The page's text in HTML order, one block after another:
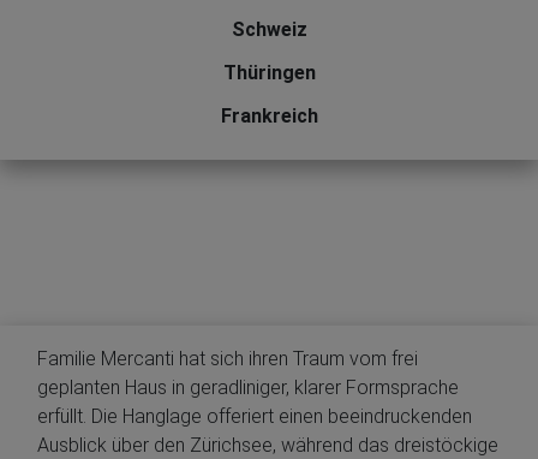
Schweiz
Thüringen
Frankreich
Familie Mercanti hat sich ihren Traum vom frei
geplanten Haus in geradliniger, klarer Formsprache
erfüllt. Die Hanglage offeriert einen beeindruckenden
Ausblick über den Zürichsee, während das dreistöckige